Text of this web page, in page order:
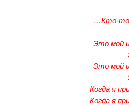
…Кто-то
Это мой
Это мой
Когда я
Когда я